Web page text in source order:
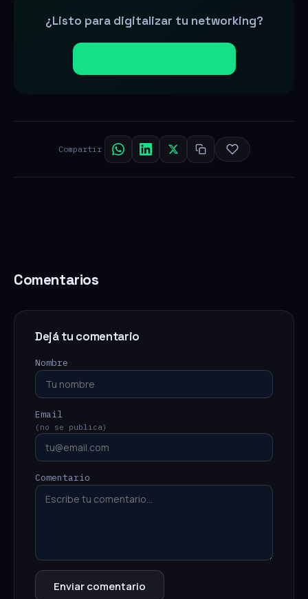
¿Listo para digitalizar tu networking?
Compartir
Comentarios
Dejá tu comentario
Nombre
Email
(no se publica)
Comentario
Enviar comentario